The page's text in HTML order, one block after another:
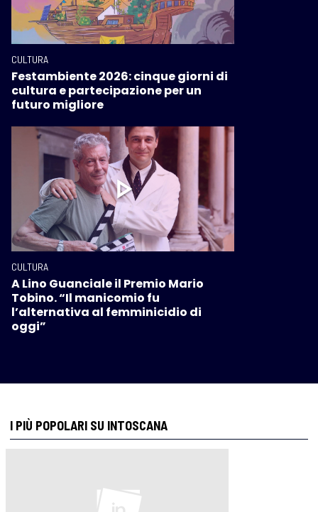
CULTURA
Festambiente 2026: cinque giorni di
cultura e partecipazione per un
futuro migliore
CULTURA
A Lino Guanciale il Premio Mario
Tobino. “Il manicomio fu
l’alternativa al femminicidio di
oggi”
I PIÙ POPOLARI SU INTOSCANA